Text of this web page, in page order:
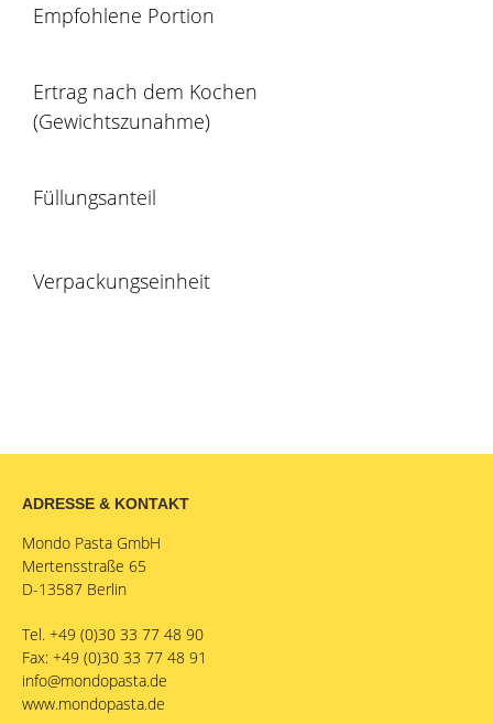
Empfohlene Portion
Ertrag nach dem Kochen
(Gewichtszunahme)
Füllungsanteil
Verpackungseinheit
ADRESSE & KONTAKT
Mondo Pasta GmbH
Mertensstraße 65
D-13587 Berlin
Tel. +49 (0)30 33 77 48 90
Fax: +49 (0)30 33 77 48 91
info@mondopasta.de
www.mondopasta.de